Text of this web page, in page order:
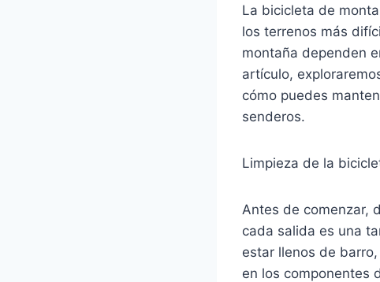
La bicicleta de
los terrenos más
montaña dependen
artículo,
cómo puedes
senderos.
Limpieza de la
Antes de comenzar,
cada salida es una
estar llenos de
en los componentes